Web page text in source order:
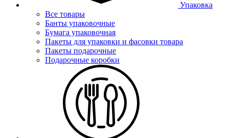
Упаковка
Все товары
Банты упаковочные
Бумага упаковочная
Пакеты для упаковки и фасовки товара
Пакеты подарочные
Подарочные коробки